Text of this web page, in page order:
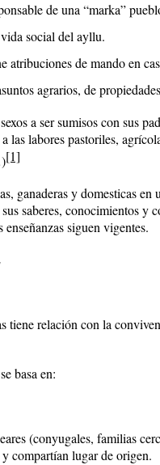
de una “marka”
social del ayllu.
atribuciones de mando en
agrarios, de
a ser sumisos con sus
las labores pastoriles,
[1]
ganaderas y domesticas
saberes, conocimientos y
siguen vigentes.
tiene relación con la
basa en:
(conyugales, familias
compartían lugar de origen.